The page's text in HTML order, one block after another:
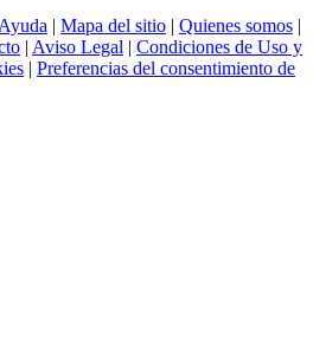
Ayuda | Mapa del sitio | Quienes somos |
| Aviso Legal | Condiciones de Uso y
| Preferencias del consentimiento de